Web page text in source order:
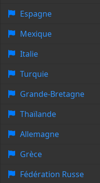
Espagne
Mexique
Italie
Turquie
Grande-Bretagne
Thaïlande
Allemagne
Grèce
Fédération Russe